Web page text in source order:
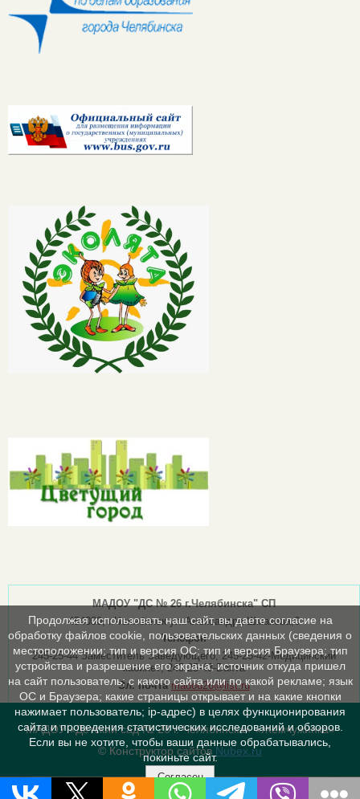
МАДОУ "ДС № 26 г.Челябинска" СП
454030, г.Челябинск ул.Александра Шмакова,6
Телефон
245-25-44 Заместитель Заведующего; 245-25-42-Медицинский
кабинет; 245-25-43-Вахта
Эл. почта madou26@list.ru
МАДОУ «Детский сад № 26 г. Челябинска» «Жемчужинка»
© Конструктор сайтов Nubex.ru
Продолжая использовать наш сайт, вы даете согласие на
обработку файлов cookie, пользовательских данных (сведения о
местоположении; тип и версия ОС; тип и версия Браузера; тип
устройства и разрешение его экрана; источник откуда пришел
на сайт пользователь; с какого сайта или по какой рекламе; язык
ОС и Браузера; какие страницы открывает и на какие кнопки
нажимает пользователь; ip-адрес) в целях функционирования
сайта и проведения статистических исследований и обзоров.
Если вы не хотите, чтобы ваши данные обрабатывались,
покиньте сайт.
Согласен